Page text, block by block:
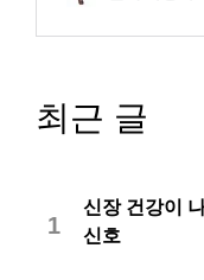
최근 글
1
신장 건강이
신호